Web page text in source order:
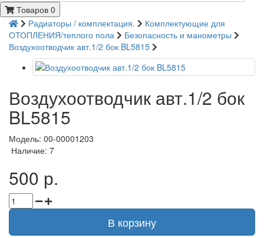
Товаров 0
Радиаторы / комплектация.
Комплектующие для
ОТОПЛЕНИЯ/теплого пола
Безопасность и манометры
Воздухоотводчик авт.1/2 бок BL5815
Воздухоотводчик авт.1/2 бок
BL5815
Модель: 00-00001203
Наличие: 7
500 р.
В корзину